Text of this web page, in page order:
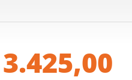
3.425,00